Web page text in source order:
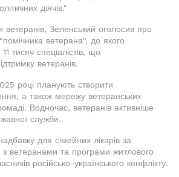
діячів."
ветеранів, Зеленський оголосив про
ветерана", до якого
тисяч спеціалістів, що
ветеранів.
році планують створити
а також мережу ветеранських
Водночас, ветеранів активніше
служби.
для сімейних лікарів за
з ветеранами та програми житлового
російсько-українського конфлікту.